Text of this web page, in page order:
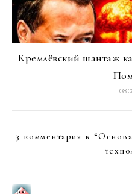
Кремлёвский шантаж
3 комментария к “